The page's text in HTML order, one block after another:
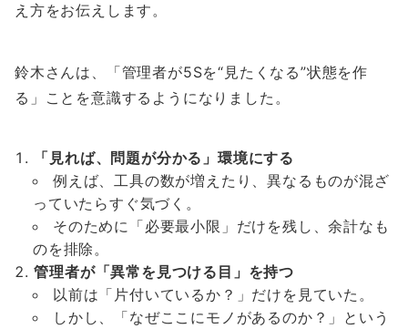
え方をお伝えします。
鈴木さんは、「管理者が5Sを“見たくなる”状態を作
る」ことを意識するようになりました。
「見れば、問題が分かる」環境にする
例えば、工具の数が増えたり、異なるものが混ざ
っていたらすぐ気づく。
そのために「必要最小限」だけを残し、余計なも
のを排除。
管理者が「異常を見つける目」を持つ
以前は「片付いているか？」だけを見ていた。
しかし、「なぜここにモノがあるのか？」という